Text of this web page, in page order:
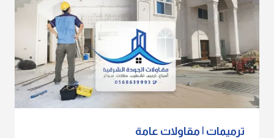
ترميمات مقاولات عامة